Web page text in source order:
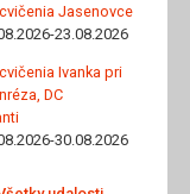
Jasenovce
23.08.2026
Ivanka pri
DC
30.08.2026